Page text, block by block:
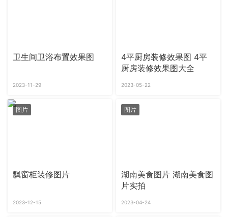
卫生间卫浴布置效果图
2023-11-29
4平厨房装修效果图 4平
厨房装修效果图大全
2023-05-22
图片
飘窗柜装修图片
2023-12-15
图片
湖南美食图片 湖南美食图
片实拍
2023-04-24